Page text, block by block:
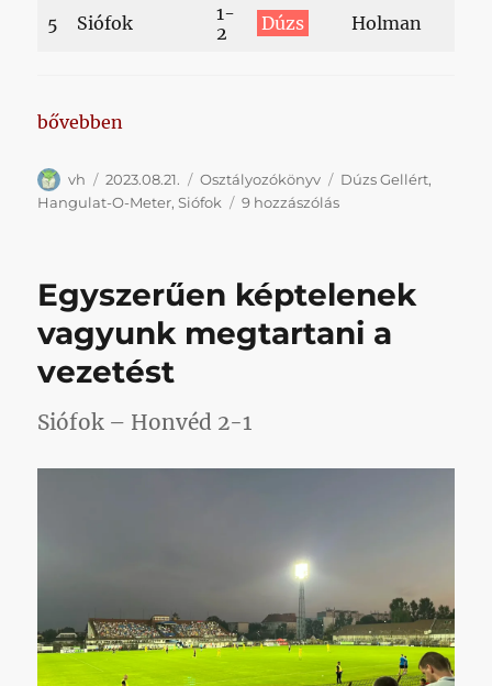
5 Siófok
1-
2
Dúzs Holman
„Nem történt semmi váratlan: Siófokon is Dúzst
bővebben
Szerző
vh Közzétéve
2023.08.21. Kategória
Osztályozókönyv Címke
Dúzs Gellért,
Hangulat-O-Meter,Siófok 9 hozzászólásNem
Siófokon
Dúzst
Egyszerűen képtelenek
vagyunk megtartani a
vezetést
Siófok – Honvéd 2-1